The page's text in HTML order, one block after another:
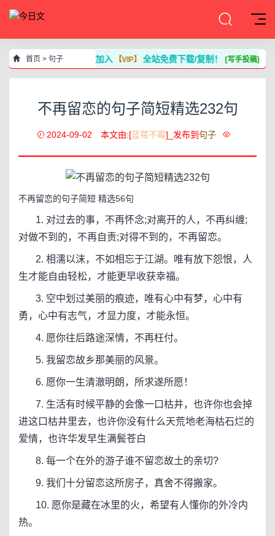
首页 > 句子 加入【VIP】 全站免费下载/复制！ [写手投稿]
不再留恋的句子简短精选232句
2024-09-02 本文由:[蓝莓不霉]_发布到 句子
不再留恋的句子简短 精选56句
1. 对过去的事，不再怀念;对离开的人，不再纠缠;
对做不到的，不再自责;对得不到的，不再留恋。
2. 相濡以沫，不如相忘于江湖。唯有放下怨恨，人
生才能自由轻松，才能更早收获幸福。
3. 空中划过美丽的痕迹，唯有心中有梦，心中有
勇，心中有志气，才显力度，才能永恒。
4. 愿你往后路途深情，不再枉付。
5. 我留恋故乡那美丽的风景。
6. 愿你一生清澈明朗，所求遂所愿！
7. 生活有时候平静的会像一口枯井，也许你也会掉
进这口枯井里去，也许你没有什么天荒地老海枯石烂的
爱情，也许华发早生满鬓苍白
8. 每一个在外的游子谁不留恋故土的亲切?
9. 我们十分留恋这所房子，真舍不得搬家。
10. 愿你是藏在冰里的火，希望有人懂你的外冷内
热。